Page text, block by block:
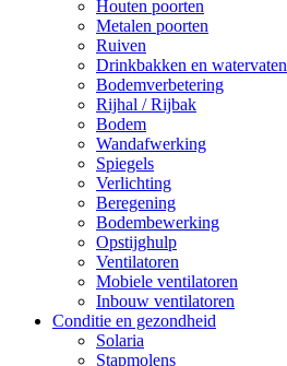
Houten poorten
Metalen poorten
Ruiven
Drinkbakken en watervaten
Bodemverbetering
Rijhal / Rijbak
Bodem
Wandafwerking
Spiegels
Verlichting
Beregening
Bodembewerking
Opstijghulp
Ventilatoren
Mobiele ventilatoren
Inbouw ventilatoren
Conditie en gezondheid
Solaria
Stapmolens